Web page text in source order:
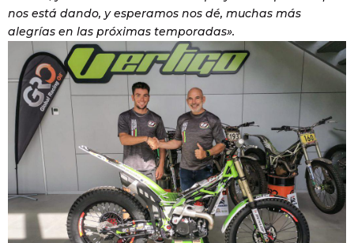
nos está dando, y esperamos nos dé, muchas más
alegrías en las próximas temporadas».